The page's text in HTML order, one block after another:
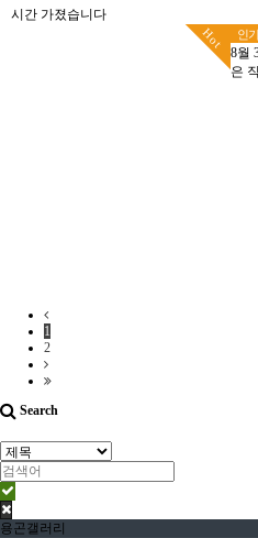
시간 가졌습니다
Hot 인기
8월
은
1
2
Search
용곤갤러리